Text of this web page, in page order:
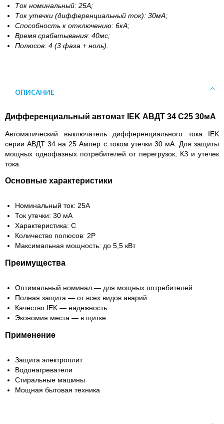
Ток номинальный: 25А;
Ток утечки (дифференциальный ток): 30мА;
Способность к отключению: 6кА;
Время срабатывания: 40мс;
Полюсов: 4 (3 фаза + ноль).
ОПИСАНИЕ
Дифференциальный автомат IEK АВДТ 34 С25 30мА
Автоматический выключатель дифференциального тока IEK
серии АВДТ 34 на 25 Ампер с током утечки 30 мА. Для защиты
мощных однофазных потребителей от перегрузок, КЗ и утечек
тока.
Основные характеристики
Номинальный ток: 25А
Ток утечки: 30 мА
Характеристика: С
Количество полюсов: 2P
Максимальная мощность: до 5,5 кВт
Преимущества
Оптимальный номинал — для мощных потребителей
Полная защита — от всех видов аварий
Качество IEK — надежность
Экономия места — в щитке
Применение
Защита электроплит
Водонагреватели
Стиральные машины
Мощная бытовая техника